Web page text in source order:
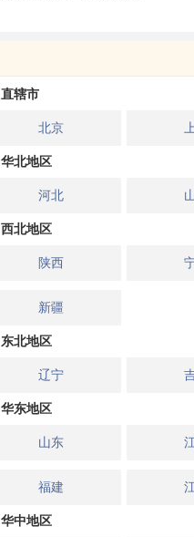
直辖市
北京
华北地区
河北
西北地区
陕西
新疆
东北地区
辽宁
华东地区
山东
福建
华中地区